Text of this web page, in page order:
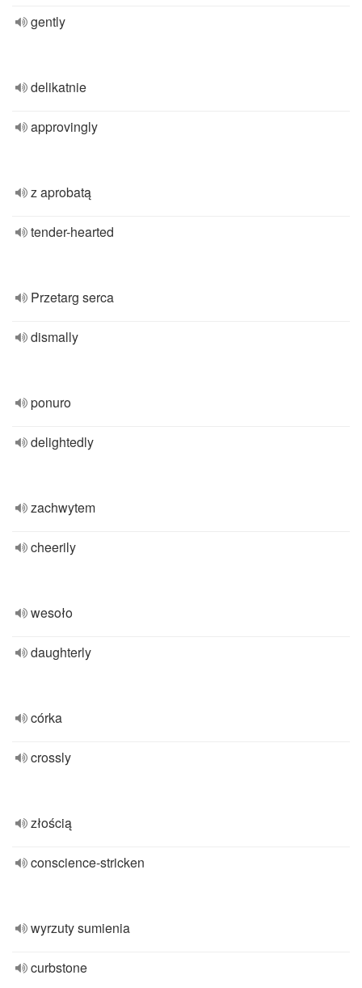
gently
delikatnie
approvingly
z aprobatą
tender-hearted
Przetarg serca
dismally
ponuro
delightedly
zachwytem
cheerily
wesoło
daughterly
córka
crossly
złością
conscience-stricken
wyrzuty sumienia
curbstone